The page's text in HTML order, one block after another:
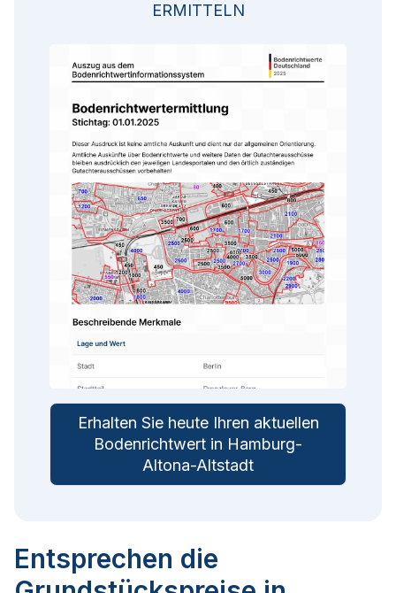
ERMITTELN
Erhalten Sie heute Ihren aktuellen
Bodenrichtwert in Hamburg-
Altona-Altstadt
Entsprechen die